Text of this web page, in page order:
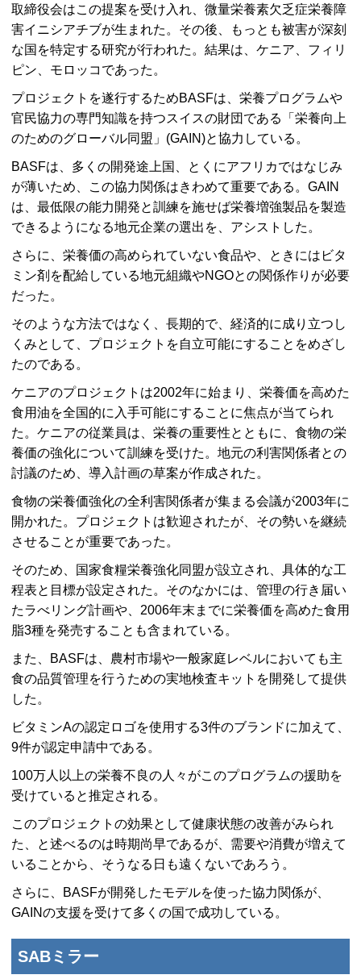
取締役会はこの提案を受け入れ、微量栄養素欠乏症栄養障
害イニシアチブが生まれた。その後、もっとも被害が深刻
な国を特定する研究が行われた。結果は、ケニア、フィリ
ピン、モロッコであった。
プロジェクトを遂行するためBASFは、栄養プログラムや
官民協力の専門知識を持つスイスの財団である「栄養向上
のためのグローバル同盟」(GAIN)と協力している。
BASFは、多くの開発途上国、とくにアフリカではなじみ
が薄いため、この協力関係はきわめて重要である。GAIN
は、最低限の能力開発と訓練を施せば栄養増強製品を製造
できるようになる地元企業の選出を、アシストした。
さらに、栄養価の高められていない食品や、ときにはビタ
ミン剤を配給している地元組織やNGOとの関係作りが必要
だった。
そのような方法ではなく、長期的で、経済的に成り立つし
くみとして、プロジェクトを自立可能にすることをめざし
たのである。
ケニアのプロジェクトは2002年に始まり、栄養価を高めた
食用油を全国的に入手可能にすることに焦点が当てられ
た。ケニアの従業員は、栄養の重要性とともに、食物の栄
養価の強化について訓練を受けた。地元の利害関係者との
討議のため、導入計画の草案が作成された。
食物の栄養価強化の全利害関係者が集まる会議が2003年に
開かれた。プロジェクトは歓迎されたが、その勢いを継続
させることが重要であった。
そのため、国家食糧栄養強化同盟が設立され、具体的な工
程表と目標が設定された。そのなかには、管理の行き届い
たラべリング計画や、2006年末までに栄養価を高めた食用
脂3種を発売することも含まれている。
また、BASFは、農村市場や一般家庭レベルにおいても主
食の品質管理を行うための実地検査キットを開発して提供
した。
ビタミンAの認定ロゴを使用する3件のブランドに加えて、
9件が認定申請中である。
100万人以上の栄養不良の人々がこのプログラムの援助を
受けていると推定される。
このプロジェクトの効果として健康状態の改善がみられ
た、と述べるのは時期尚早であるが、需要や消費が増えて
いることから、そうなる日も遠くないであろう。
さらに、BASFが開発したモデルを使った協力関係が、
GAINの支援を受けて多くの国で成功している。
SABミラー